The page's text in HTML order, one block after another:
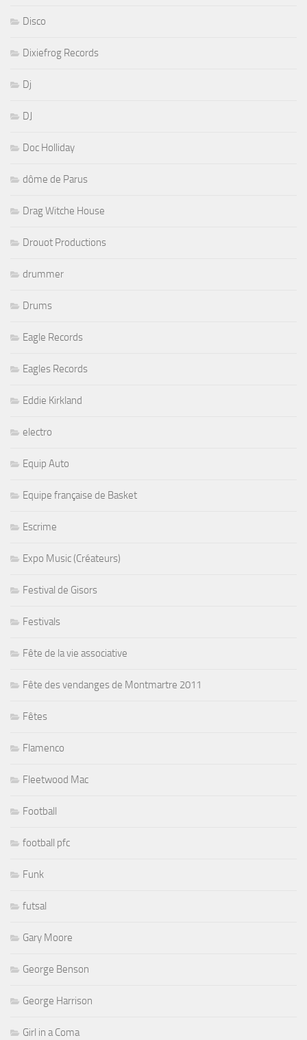
Disco
Dixiefrog Records
Dj
DJ
Doc Holliday
dôme de Parus
Drag Witche House
Drouot Productions
drummer
Drums
Eagle Records
Eagles Records
Eddie Kirkland
electro
Equip Auto
Equipe française de Basket
Escrime
Expo Music (Créateurs)
Festival de Gisors
Festivals
Fête de la vie associative
Fête des vendanges de Montmartre 2011
Fêtes
Flamenco
Fleetwood Mac
Football
football pfc
Funk
futsal
Gary Moore
George Benson
George Harrison
Girl in a Coma